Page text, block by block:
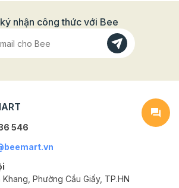
nhận công thức với Bee
546
Khang, Phường Cầu Giấy, TP.HN